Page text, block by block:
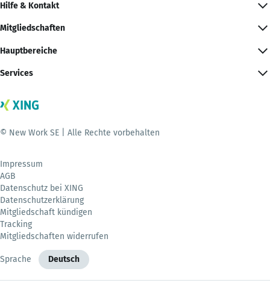
Hilfe & Kontakt
Mitgliedschaften
Hauptbereiche
Services
© New Work SE | Alle Rechte vorbehalten
Impressum
AGB
Datenschutz bei XING
Datenschutzerklärung
Mitgliedschaft kündigen
Tracking
Mitgliedschaften widerrufen
Sprache Deutsch